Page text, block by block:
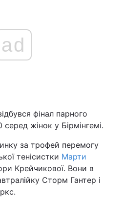
ad
фінал парного
серед жінок у Бірмінгемі.
за трофей перемогу
тенісистки Марти
Крейчикової. Вони в
Сторм Гантер і